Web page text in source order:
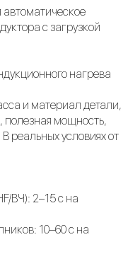
с загрузкой
нагрева
и материал детали,
полезная мощность,
реальных условиях от
ВЧ): 2–15 c на
10–60 c на